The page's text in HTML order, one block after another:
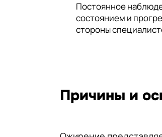
Постоянное
состоянием и
стороны
Причины и